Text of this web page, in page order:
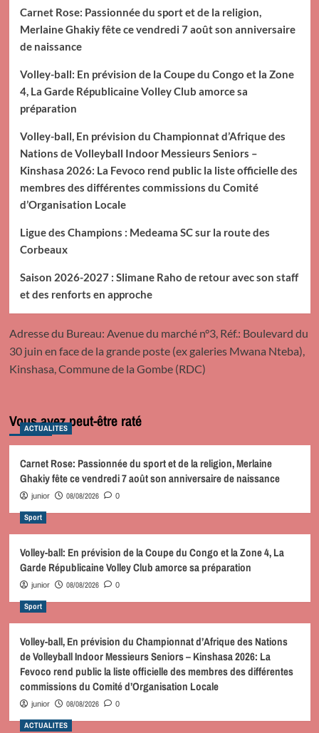
Carnet Rose: Passionnée du sport et de la religion,
Merlaine Ghakiy fête ce vendredi 7 août son anniversaire
de naissance
Volley-ball: En prévision de la Coupe du Congo et la Zone
4, La Garde Républicaine Volley Club amorce sa
préparation
Volley-ball, En prévision du Championnat d’Afrique des
Nations de Volleyball Indoor Messieurs Seniors –
Kinshasa 2026: La Fevoco rend public la liste officielle des
membres des différentes commissions du Comité
d’Organisation Locale
Ligue des Champions : Medeama SC sur la route des
Corbeaux
Saison 2026-2027 : Slimane Raho de retour avec son staff
et des renforts en approche
Adresse du Bureau: Avenue du marché n°3, Réf.: Boulevard du
30 juin en face de la grande poste (ex galeries Mwana Nteba),
Kinshasa, Commune de la Gombe (RDC)
Vous avez peut-être raté
ACTUALITES
Carnet Rose: Passionnée du sport et de la religion, Merlaine
Ghakiy fête ce vendredi 7 août son anniversaire de naissance
junior 08/08/2026 0
Sport
Volley-ball: En prévision de la Coupe du Congo et la Zone 4, La
Garde Républicaine Volley Club amorce sa préparation
junior 08/08/2026 0
Sport
Volley-ball, En prévision du Championnat d’Afrique des Nations
de Volleyball Indoor Messieurs Seniors – Kinshasa 2026: La
Fevoco rend public la liste officielle des membres des différentes
commissions du Comité d’Organisation Locale
junior 08/08/2026 0
ACTUALITES